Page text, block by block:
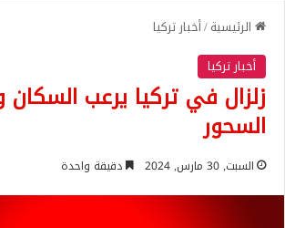
الرئيسية/أخبار تركيا
أخبار تركيا
زلزال في تركيا يرعب
السحور
السبت, 30 مارس, 2024 دقيقة واحدة